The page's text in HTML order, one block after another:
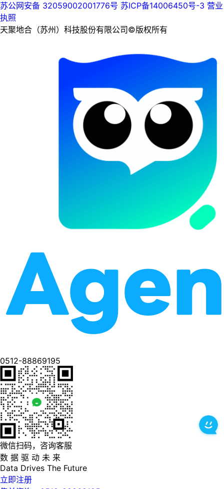
苏公网安备 32059002001776号 苏ICP备14006450号-3 营业
执照
天聚地合（苏州）科技股份有限公司©版权所有
0512-88869195
微信扫码，咨询客服
数 据 驱 动 未 来
Data Drives The Future
立即注册